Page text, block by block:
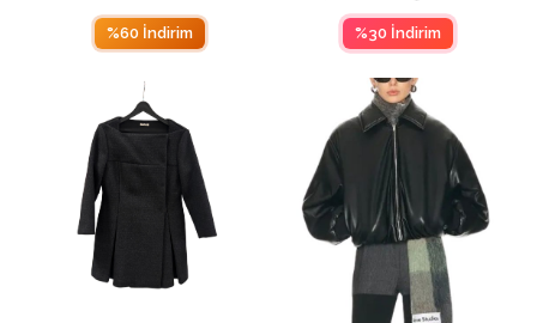
%60 İndirim %30 İndirim